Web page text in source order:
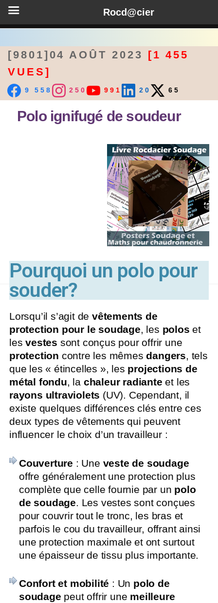
[9801]04 AOÛT 2023 [1 455
VUES]
9 558 250 991 20 65
Polo ignifugé de soudeur
Pourquoi un polo pour
souder?
Lorsqu’il s’agit de vêtements de
protection pour le soudage, les poloset
lesvestes sont conçus pour offrir une
protection contre les mêmesdangers, tels
que les « étincelles », les projections de
métal fondu, la chaleur radiante et les
rayons ultraviolets (UV). Cependant, il
existe quelques différences clés entre ces
deux types de vêtements qui peuvent
influencer le choix d’un travailleur :
Couverture : Une veste de soudage
offre généralement une protection plus
complète que celle fournie par un polo
de soudage. Les vestes sont conçues
pour couvrir tout le tronc, les bras et
parfois le cou du travailleur, offrant ainsi
une protection maximale et ont surtout
une épaisseur de tissu plus importante.
Confort et mobilité : Un polo de
soudage peut offrir une meilleure
Rocd@cier